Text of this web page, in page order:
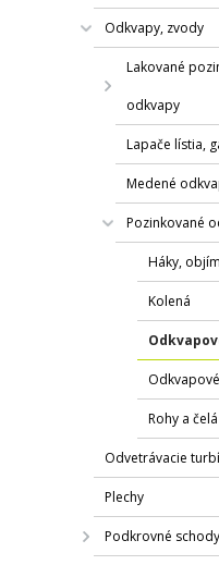
Odkvapy, zvody
Lakované
odkvapy
Lapače lístia,
Medené
Pozinkované
Háky,
Kolená
Rohy a čelá
Odvetrávacie
Plechy
Podkrovné schody